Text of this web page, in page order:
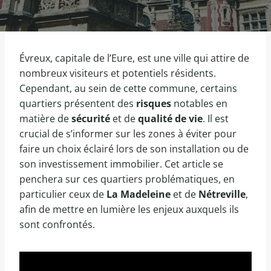
Évreux, capitale de l’Eure, est une ville qui attire de
nombreux visiteurs et potentiels résidents.
Cependant, au sein de cette commune, certains
quartiers présentent des risques notables en
matière desécurité et dequalité de vie. Il est
crucial de s’informer sur les zones à éviter pour
faire un choix éclairé lors de son installation ou de
son investissement immobilier. Cet article se
penchera sur ces quartiers problématiques, en
particulier ceux de La Madeleine et de Nétreville,
afin de mettre en lumière les enjeux auxquels ils
sont confrontés.